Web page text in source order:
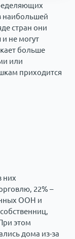
наибольшей
стран они
не могут
больше
или
приходится
них
22% –
ООН и
этом
дома из-за